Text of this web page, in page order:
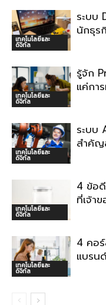
เทคโนโลยีและ
ดิจิทัล
ระบบ
นักธุร
เทคโนโลยีและ
ดิจิทัล
รู้จัก
แค่กา
เทคโนโลยีและ
ดิจิทัล
ระบบ
สำคัญ
เทคโนโลยีและ
ดิจิทัล
4 ข้อ
ที่เจ้า
เทคโนโลยีและ
ดิจิทัล
4 คอ
แบรน